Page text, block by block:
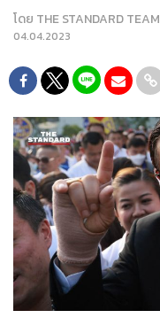
โดย THE STANDARD TEAM
04.04.2023